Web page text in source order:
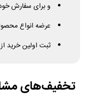
و برای سفارش خود 20 هزار تومان تخفیف دریافت
عرضه انواع
ثبت اولین خرید
تخفیف‌های